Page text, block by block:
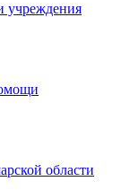
учреждения
области